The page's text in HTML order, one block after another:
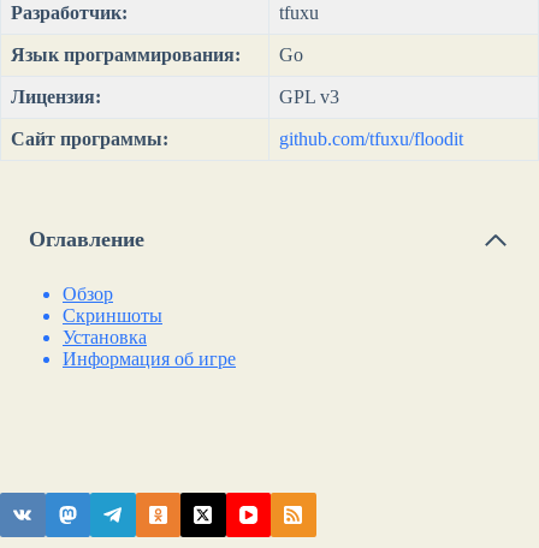
Разработчик: tfuxu
Язык программирования: Go
Лицензия: GPL v3
Сайт программы: github.com/tfuxu/floodit
Оглавление
Обзор
Скриншоты
Установка
Информация об игре